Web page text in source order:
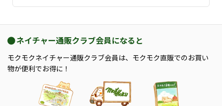
ネイチャー通販クラブ会員になると
モクモクネイチャー通販クラブ会員は、モクモク直販でのお買い
物が便利でお得に！